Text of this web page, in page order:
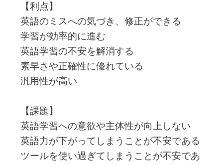
【利点】
英語のミスへの気づき、修正ができる
学習が効率的に進む
英語学習の不安を解消する
素早さや正確性に優れている
汎用性が高い
【課題】
英語学習への意欲や主体性が向上しない
英語力が下がってしまうことが不安である
ツールを使い過ぎてしまうことが不安であ